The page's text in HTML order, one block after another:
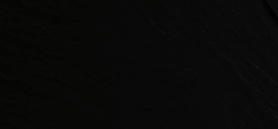
2026年8月萧邦全国官方售后客户服务
萧邦官方全国统一服务热线400-885-
北京市朝阳区建国门外大街甲6号华熙
北京市东城区东长安街1号东方广场写